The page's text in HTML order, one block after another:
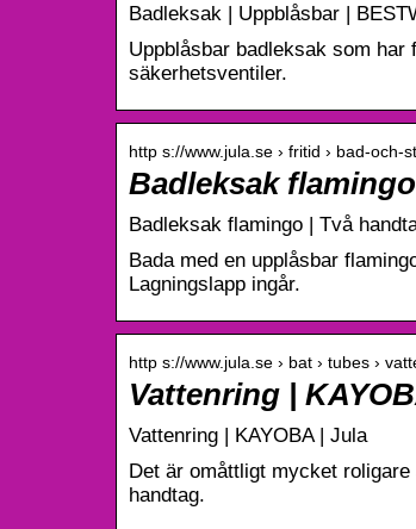
Badleksak | Uppblåsbar |
Uppblåsbar badleksak som
säkerhetsventiler.
http s://www.jula.se › fritid › bad-och-
Badleksak
Badleksak flamingo | Två
Bada med en upplåsbar
Lagningslapp ingår.
http s://www.jula.se › bat › tubes ›
Vattenring |
Vattenring | KAYOBA | Jula
Det är omåttligt mycket
handtag.